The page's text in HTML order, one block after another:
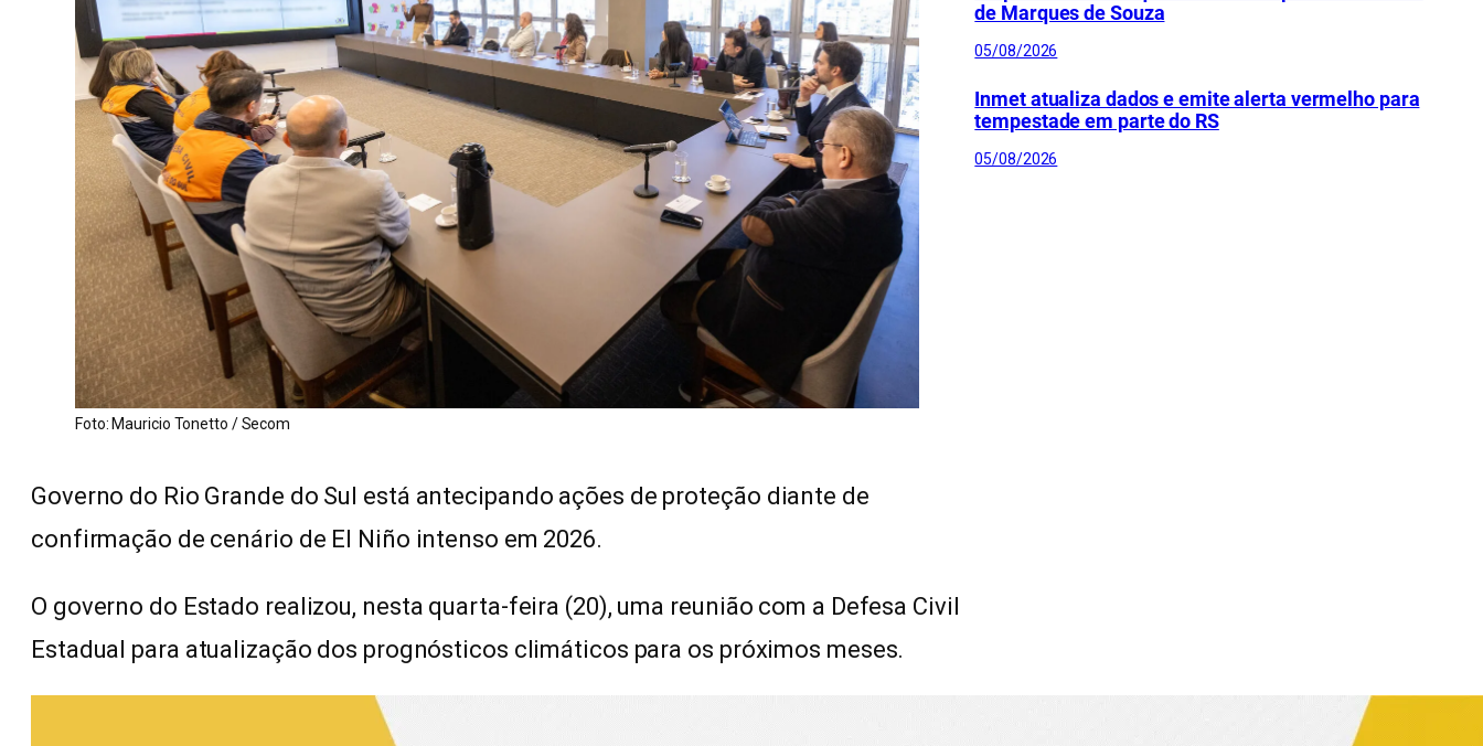
Foto: Mauricio Tonetto / Secom
Governo do Rio Grande do Sul está antecipando ações de proteção diante de
confirmação de cenário de El Niño intenso em 2026.
O governo do Estado realizou, nesta quarta-feira (20), uma reunião com a Defesa Civil
Estadual para atualização dos prognósticos climáticos para os próximos meses.
de Marques de Souza
05/08/2026
Inmet atualiza dados e emite alerta vermelho para
tempestade em parte do RS
05/08/2026